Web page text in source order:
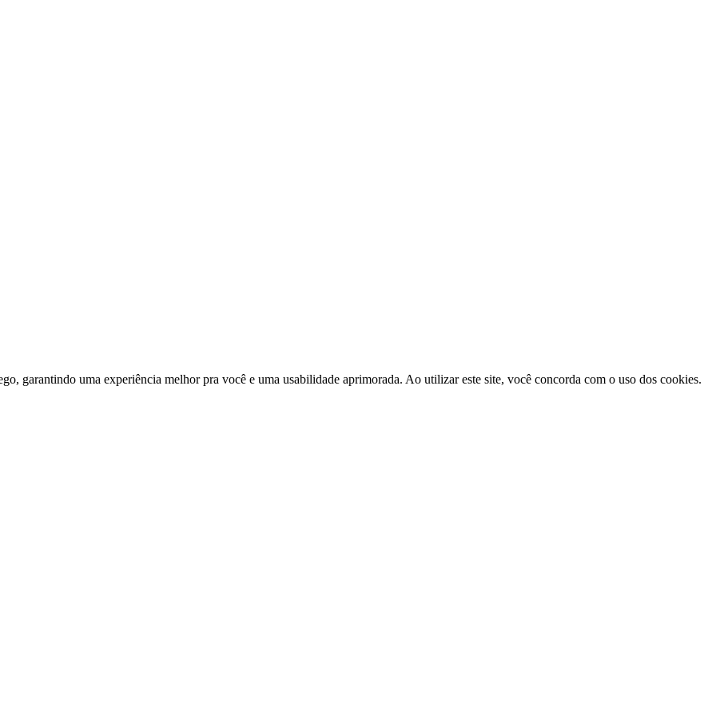
garantindo uma experiência melhor pra você e uma usabilidade aprimorada. Ao utilizar este site, você concorda com o uso dos cookies.